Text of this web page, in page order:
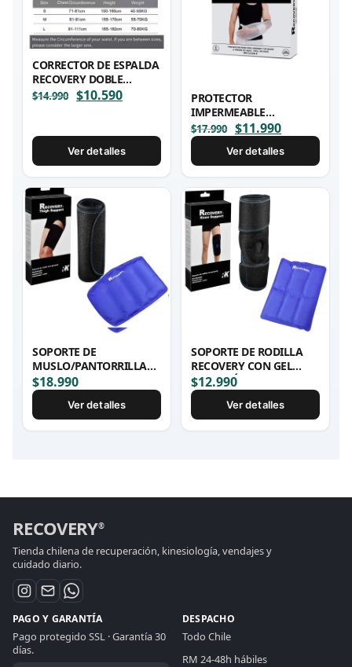
CORRECTOR DE ESPALDA
RECOVERY DOBLE
SOPORTE
$14.990 El
era:
$14.990.
$10.590El
es:
$10.590.
Ver detalles
PROTECTOR
IMPERMEABLE
RECOVERY PARA BRAZO
CON YESO 56 X 24 X 14
$17.990 El
original
$17.990.
$11.990El
precio
actual
$11.990.
Ver detalles
SOPORTE DE
MUSLO/PANTORRILLA
RECOVERY CON GEL
PACK FRÍO/CALOR
$18.990
Ver detalles
SOPORTE DE RODILLA
RECOVERY CON GEL
PACK FRÍO/CALOR
$12.990
Ver detalles
RECOVERY®
Tienda chilena de recuperación, kinesiología, vendajes y
cuidado diario.
PAGO Y GARANTÍA
Pago protegido SSL · Garantía 30
días.
DESPACHO
Todo Chile
RM 24-48h hábiles